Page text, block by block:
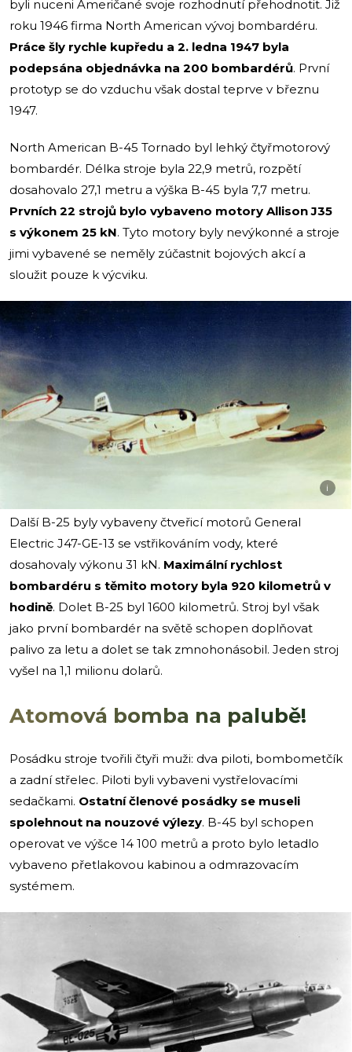
byli nuceni Američané svoje rozhodnutí přehodnotit. Již
roku 1946 firma North American vývoj bombardéru.
Práce šly rychle kupředu a 2. ledna 1947 byla
podepsána objednávka na 200 bombardérů. První
prototyp se do vzduchu však dostal teprve v březnu
1947.
North American B-45 Tornado byl lehký čtyřmotorový
bombardér. Délka stroje byla 22,9 metrů, rozpětí
dosahovalo 27,1 metru a výška B-45 byla 7,7 metru.
Prvních 22 strojů bylo vybaveno motory Allison J35
s výkonem 25 kN. Tyto motory byly nevýkonné a stroje
jimi vybavené se neměly zúčastnit bojových akcí a
sloužit pouze k výcviku.
i
Další B-25 byly vybaveny čtveřicí motorů General
Electric J47-GE-13 se vstřikováním vody, které
dosahovaly výkonu 31 kN. Maximální rychlost
bombardéru s těmito motory byla 920 kilometrů v
hodině. Dolet B-25 byl 1600 kilometrů. Stroj byl však
jako první bombardér na světě schopen doplňovat
palivo za letu a dolet se tak zmnohonásobil. Jeden stroj
vyšel na 1,1 milionu dolarů.
Atomová bomba na palubě!
Posádku stroje tvořili čtyři muži: dva piloti, bombometčík
a zadní střelec. Piloti byli vybaveni vystřelovacími
sedačkami. Ostatní členové posádky se museli
spolehnout na nouzové výlezy. B-45 byl schopen
operovat ve výšce 14 100 metrů a proto bylo letadlo
vybaveno přetlakovou kabinou a odmrazovacím
systémem.